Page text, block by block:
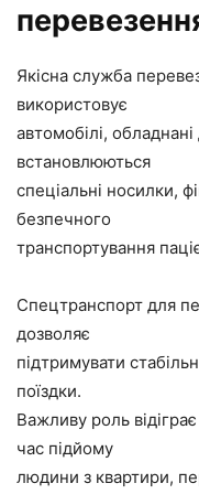
Якісна служба
використовує
автомобілі,
встановлюються
спеціальні носилки,
безпечного
транспортування
Спецтранспорт для
дозволяє
підтримувати
поїздки.
Важливу роль
час підйому
людини з квартири,